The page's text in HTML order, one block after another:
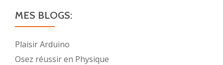
MES BLOGS:
Plaisir Arduino
Osez réussir en Physique